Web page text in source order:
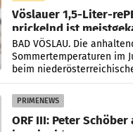
Vöslauer 1,5-Liter-
prickelnd ist
Österreichs
BAD VÖSLAU. Die
Sommertemperaturen im
beim
Getränkehersteller
Absatzzuwächsen geführt.
PRIMENEWS
ORF III: Peter